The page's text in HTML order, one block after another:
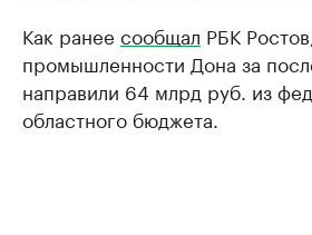
Как ранее сообщал РБК
промышленности Дона за
направили 64 млрд руб. из
областного бюджета.